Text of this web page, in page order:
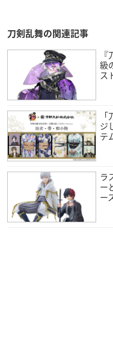
刀剣乱舞の関連記事
級
ス
ジ
テ
ラ
ー
ー